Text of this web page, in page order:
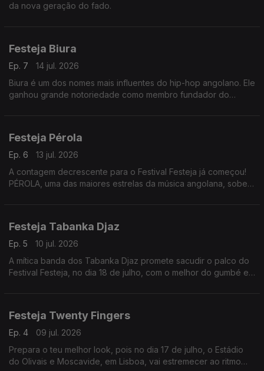
da nova geração do fado.
Festeja Biura
Ep. 7
14 jul. 2026
Biura é um dos nomes mais influentes do hip-hop angolano. Ele
ganhou grande notoriedade como membro fundador do
Festeja Pérola
Ep. 6
13 jul. 2026
A contagem decrescente para o Festival Festeja já começou!
PÉROLA, uma das maiores estrelas da música angolana, sobe
Festeja Tabanka Djaz
Ep. 5
10 jul. 2026
A mítica banda dos Tabanka Djaz promete sacudir o palco do
Festival Festeja, no dia 18 de julho, com o melhor do gumbé e
Festeja Twenty Fingers
Ep. 4
09 jul. 2026
Prepara o teu melhor look, pois no dia 17 de julho, o Estádio
do Olivais e Moscavide, em Lisboa, vai estremecer ao ritmo